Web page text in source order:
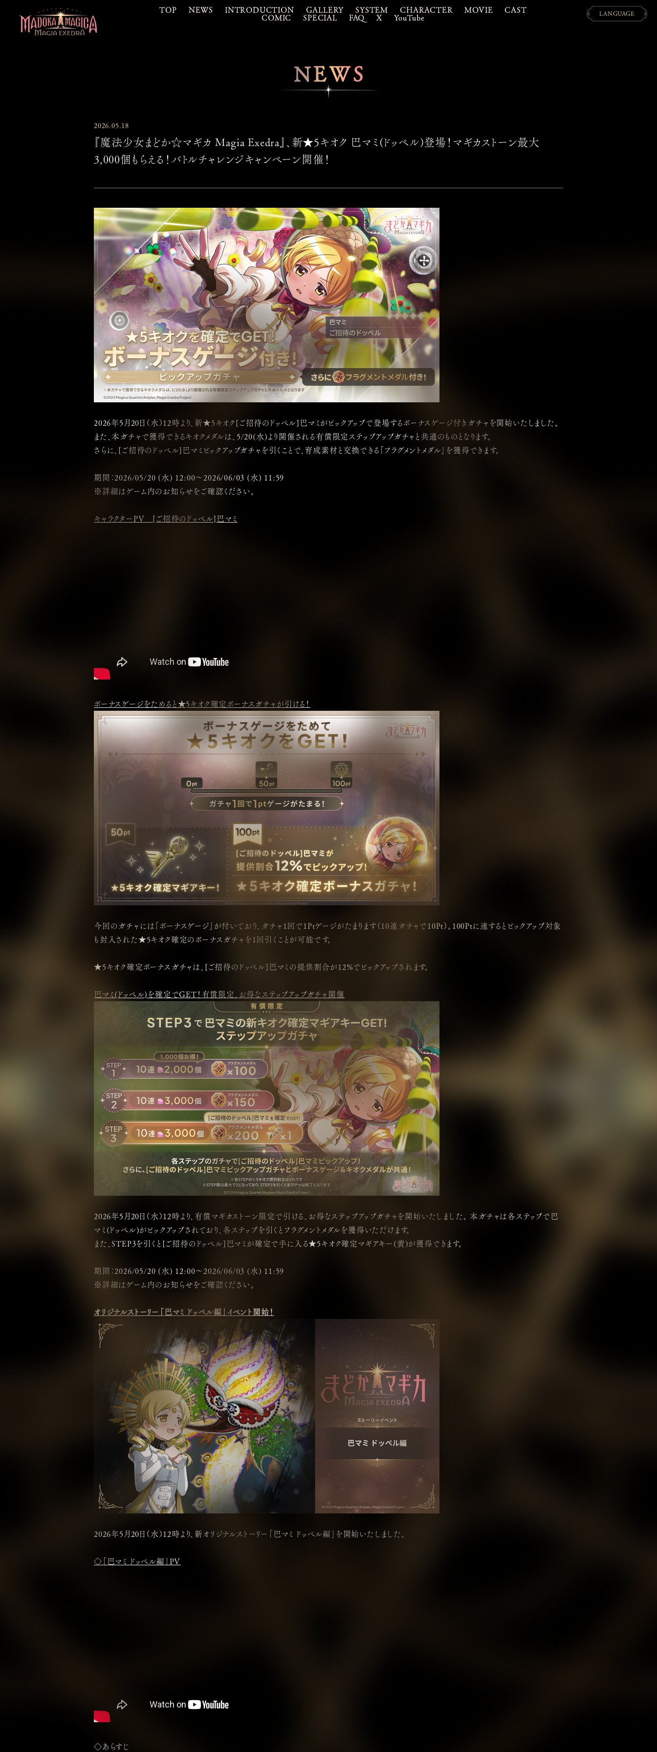
TOP NEWS INTRODUCTION GALLERY SYSTEM CHARACTER MOVIE
CAST
COMIC
SPECIAL FAQ X YouTube
LANGUAGE
NEWS
2026.05.18
『魔法少女まどか☆マギカ Magia Exedra』、新★5キオク 巴マミ(ドッペル)登場！マギカストーン最大
3,000個もらえる！バトルチャレンジキャンペーン開催！
2026年5月20日（水）12時より、新★5キオク[ご招待のドッペル]巴マミがピックアップで登場するボーナスゲージ付きガチャを開始いたしました。
また、本ガチャで獲得できるキオクメダルは、5/20(水)より開催される有償限定ステップアップガチャと共通のものとなります。
さらに、[ご招待のドッペル]巴マミピックアップガチャを引くことで、育成素材と交換できる「フラグメントメダル」を獲得できます。
期間：2026/05/20 (水) 12:00～2026/06/03 (水) 11:59
※詳細はゲーム内のお知らせをご確認ください。
キャラクターPV [ご招待のドッペル]巴マミ
ボーナスゲージをためると★5キオク確定ボーナスガチャが引ける！
今回のガチャには「ボーナスゲージ」が付いており、ガチャ1回で1Ptゲージがたまります（10連ガチャで10Pt）。100Ptに達するとピックアップ対象
も封入された★5キオク確定のボーナスガチャを1回引くことが可能です。
★5キオク確定ボーナスガチャは、[ご招待のドッペル]巴マミの提供割合が12%でピックアップされます。
巴マミ(ドッペル)を確定でGET！有償限定、お得なステップアップガチャ開催
2026年5月20日（水）12時より、有償マギカストーン限定で引ける、お得なステップアップガチャを開始いたしました。 本ガチャは各ステップで巴
マミ(ドッペル)がピックアップされており、各ステップを引くとフラグメントメダルを獲得いただけます。
また、STEP3を引くと[ご招待のドッペル]巴マミが確定で手に入る★5キオク確定マギアキー(黄)が獲得できます。
期間：2026/05/20 (水) 12:00～2026/06/03 (水) 11:59
※詳細はゲーム内のお知らせをご確認ください。
オリジナルストーリー「巴マミ ドッペル編」イベント開始！
2026年5月20日（水）12時より、新オリジナルストーリー「巴マミ ドッペル編」を開始いたしました。
◇「巴マミ ドッペル編」PV
◇あらすじ